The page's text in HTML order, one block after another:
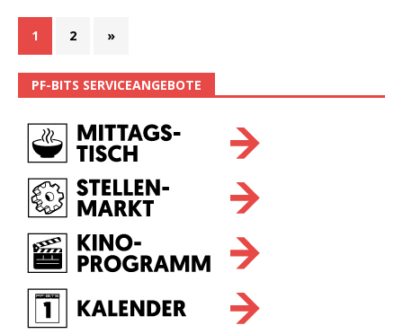
1 2 »
PF-BITS SERVICEANGEBOTE